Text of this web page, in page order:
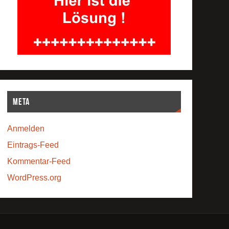
Meta
Anmelden
Eintrags-Feed
Kommentar-Feed
WordPress.org